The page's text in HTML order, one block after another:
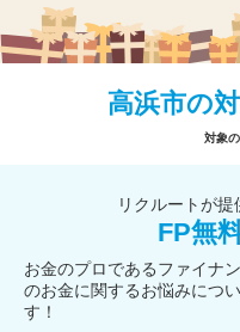
高浜市の
対象
リクルートが
FP無
お金のプロであるファイナ
のお金に関するお悩みにつ
す！